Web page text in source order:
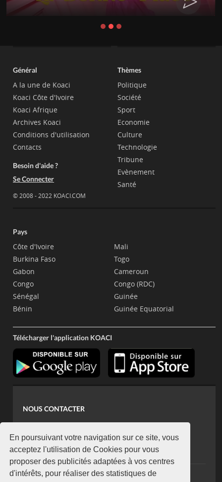
En poursuivant votre navigation sur ce site, vous
acceptez l'utilisation de Cookies pour vous
proposer des publicités adaptées à vos centres
d'intérêts, pour réaliser des statistiques de
Général
A la une de Koaci
Koaci Côte d'Ivoire
Koaci Afrique
Archives Koaci
Conditions d'utilisation
Contacts
Besoin d'aide ?
Se Connecter
© 2008 - 2022 KOACI.COM
Thèmes
Politique
Société
Sport
Economie
Culture
Technologie
Tribune
Evènement
Santé
Pays
Côte d'Ivoire
Burkina Faso
Gabon
Congo
Sénégal
Bénin
Mali
Togo
Cameroun
Congo (RDC)
Guinée
Guinée Equatorial
Télécharger l'application KOACI
NOUS CONTACTER
koaci@yahoo.fr
+225 07 08 85 52 93